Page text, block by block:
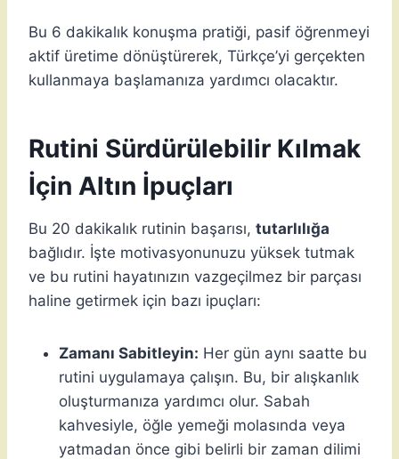
Bu 6 dakikalık konuşma pratiği, pasif öğrenmeyi
aktif üretime dönüştürerek, Türkçe’yi gerçekten
kullanmaya başlamanıza yardımcı olacaktır.
Rutini Sürdürülebilir Kılmak
İçin Altın İpuçları
Bu 20 dakikalık rutinin başarısı, tutarlılığa
bağlıdır. İşte motivasyonunuzu yüksek tutmak
ve bu rutini hayatınızın vazgeçilmez bir parçası
haline getirmek için bazı ipuçları:
Zamanı Sabitleyin: Her gün aynı saatte bu
rutini uygulamaya çalışın. Bu, bir alışkanlık
oluşturmanıza yardımcı olur. Sabah
kahvesiyle, öğle yemeği molasında veya
yatmadan önce gibi belirli bir zaman dilimi